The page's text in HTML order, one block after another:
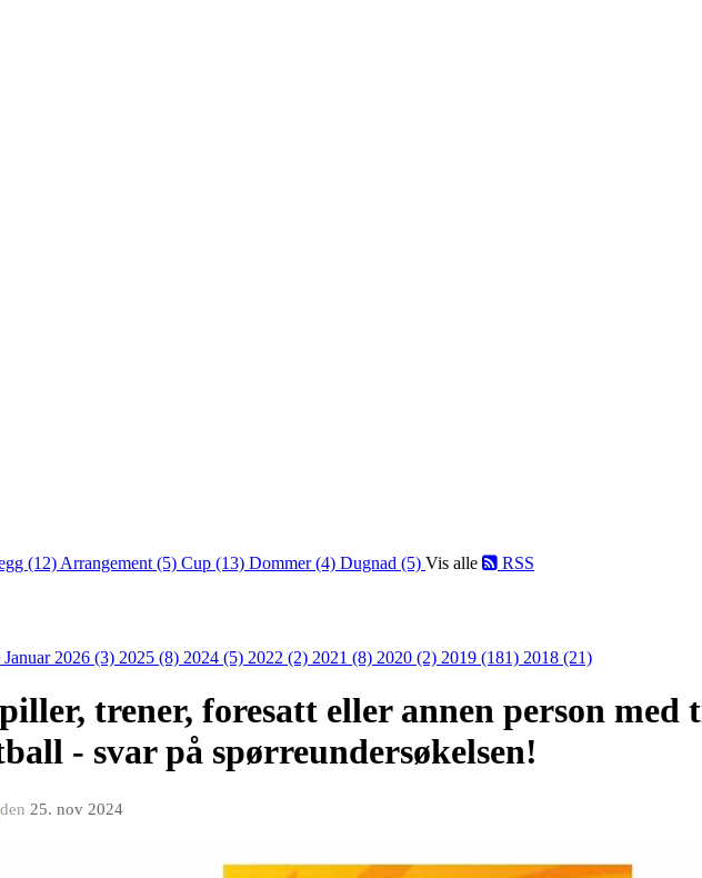
(12) Arrangement (5) Cup (13) Dommer (4) Dugnad (5) Vis alle RSS
Januar 2026 (3) 2025 (8) 2024 (5) 2022 (2) 2021 (8) 2020 (2) 2019 (181) 2018 (21)
trener, foresatt eller annen person
- svar på spørreundersøkelsen!
den 25. nov 2024